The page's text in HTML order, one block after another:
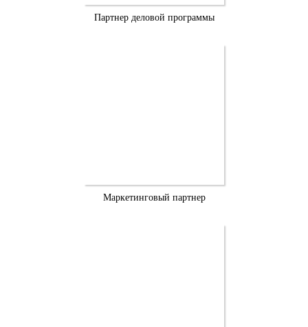
Партнер деловой программы
Маркетинговый партнер